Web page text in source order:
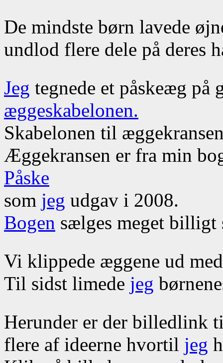
De mindste børn lavede
undlod flere dele på deres
Jeg tegnede et påskeæg på
æggeskabelonen.
Skabelonen til
Æggekransen er fra min
Påske
som jeg udgav i 2008.
Bogen sælges meget
Vi klippede æggene ud
Til sidst limede jeg
Herunder er der billedlink
flere af ideerne hvortil jeg